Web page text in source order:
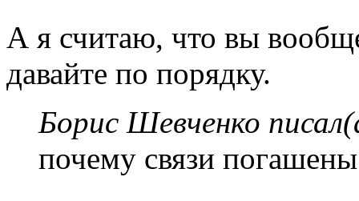
А я считаю, что вы
давайте по порядку.
Борис Шевченко
почему связи